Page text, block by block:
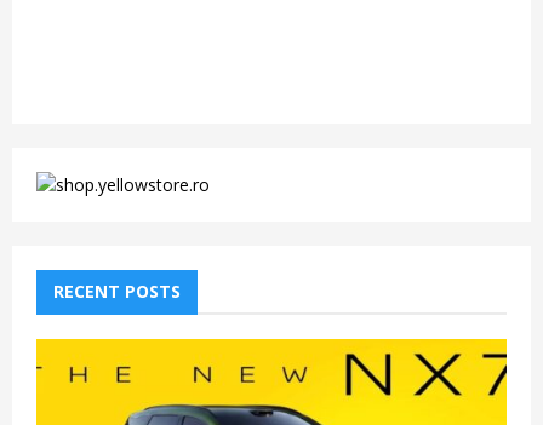
RECENT POSTS